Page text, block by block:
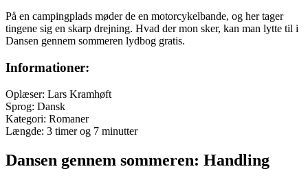
På en campingplads møder de en motorcykelbande, og her tager
tingene sig en skarp drejning. Hvad der mon sker, kan man lytte til i
Dansen gennem sommeren lydbog gratis.
Informationer:
Oplæser: Lars Kramhøft
Sprog: Dansk
Kategori: Romaner
Længde: 3 timer og 7 minutter
Dansen gennem sommeren: Handling